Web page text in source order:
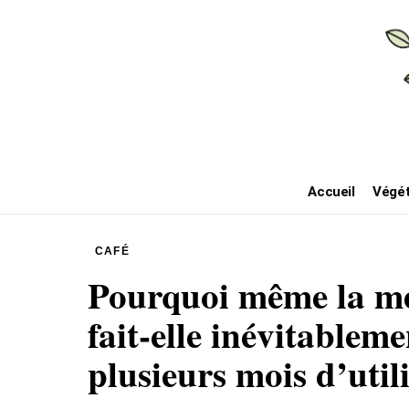
Accueil
CAFÉ
Pourquoi même la
fait-elle
plusieurs mois